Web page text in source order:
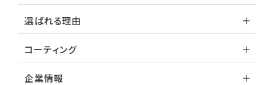
選ばれる理由
コーティング
企業情報